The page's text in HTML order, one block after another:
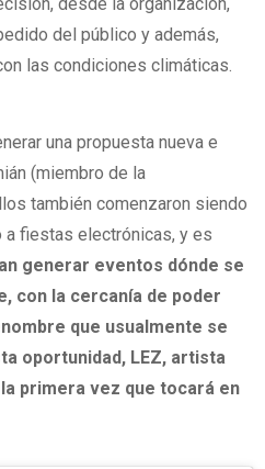
del público y además,
las condiciones climáticas.
una propuesta nueva e
(miembro de la
también comenzaron siendo
fiestas electrónicas, y es
generar eventos dónde se
con la cercanía de poder
que usualmente se
oportunidad, LEZ, artista
primera vez que tocará en